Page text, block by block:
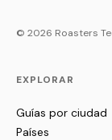
© 2026 Roasters
EXPLORAR
Guías por ciudad
Países